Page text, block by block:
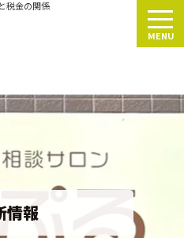
税金の関係
MENU
情報